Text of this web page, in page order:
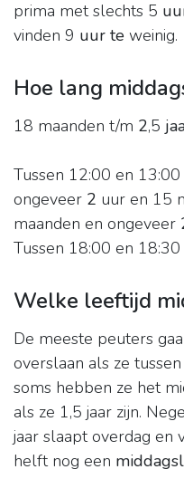
prima met slechts 5
vinden 9 uur te weinig.
Hoe lang
18 maanden t/m 2,5
Tussen 12:00 en
ongeveer 2 uur en 15
maanden en ongeveer
Tussen 18:00 en
Welke leeftijd
De meeste peuters
overslaan als ze
soms hebben ze het
als ze 1,5 jaar zijn.
jaar slaapt overdag en
helft nog een